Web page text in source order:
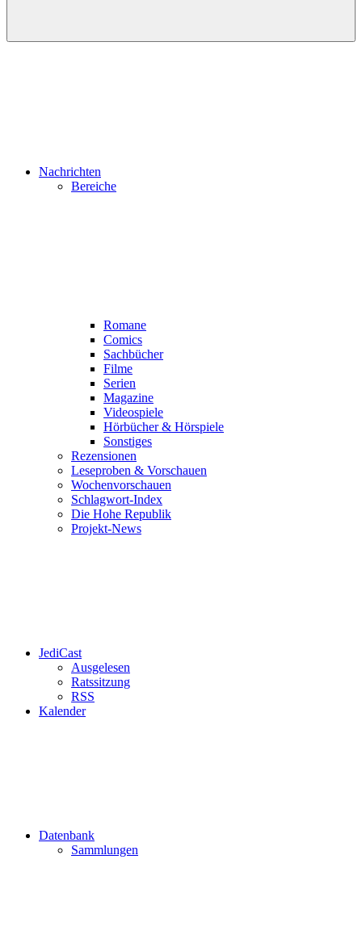
Nachrichten
Bereiche
Romane
Comics
Sachbücher
Filme
Serien
Magazine
Videospiele
Hörbücher & Hörspiele
Sonstiges
Rezensionen
Leseproben & Vorschauen
Wochenvorschauen
Schlagwort-Index
Die Hohe Republik
Projekt-News
JediCast
Ausgelesen
Ratssitzung
RSS
Kalender
Datenbank
Sammlungen